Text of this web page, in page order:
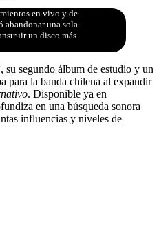
en vivo y de
abandonar una sola
un disco más
, su segundo álbum de estudio y un
para la banda chilena al expandir
. Disponible ya en
en una búsqueda sonora
influencias y niveles de